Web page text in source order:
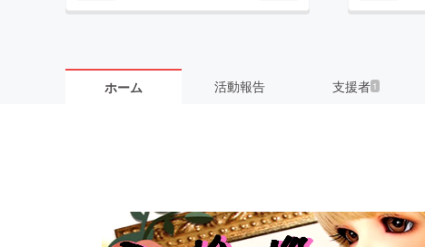
ホーム 活動報告 支援者 1